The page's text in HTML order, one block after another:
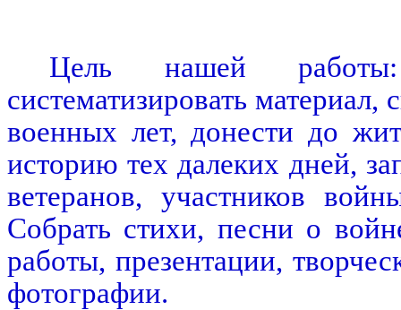
Цель нашей работы:
систематизировать материал,
военных лет, донести до
историю тех далеких дней,
ветеранов, участников
Собрать стихи, песни о
работы, презентации,
фотографии.